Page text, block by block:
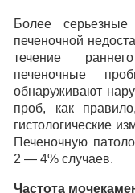
Более
печеночной
течение
печеночные
обнаруживают
проб, как
гистологические
Печеночную
2 — 4% случаев.
Частота